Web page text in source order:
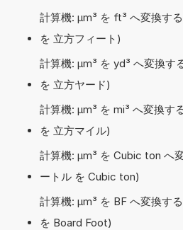
計算機: µm³ を ft³ へ変換す
を 立方フィート)
計算機: µm³ を yd³ へ変換す
を 立方ヤード)
計算機: µm³ を mi³ へ変換す
を 立方マイル)
計算機: µm³ を Cubic ton へ
ートル を Cubic ton)
計算機: µm³ を BF へ変換す
を Board Foot)